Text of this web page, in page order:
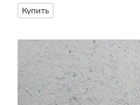
Купить